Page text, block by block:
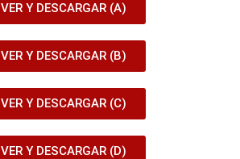
VER Y DESCARGAR (A)
VER Y DESCARGAR (B)
VER Y DESCARGAR (C)
VER Y DESCARGAR (D)